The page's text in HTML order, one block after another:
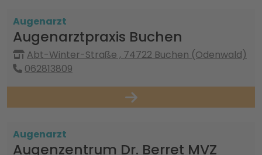
Augenarzt
Augenarztpraxis Buchen
Abt-Winter-Straße , 74722 Buchen (Odenwald)
062813809
Augenarzt
Augenzentrum Dr. Berret MVZ